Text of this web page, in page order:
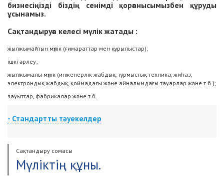
бизнесіңізді біздің сенімді қорғанысымызбен құруды
ұсынамыз.
Сақтандыруға келесі мүлік жатады :
жылжымайтын мүлік (ғимараттар мен құрылыстар);
ішкі әрлеу;
жылжымалы мүлік (инженерлік жабдық, тұрмыстық техника, жиһаз,
электрондық жабдық, қоймадағы және айналымдағы тауарлар және т.б.);
зауыттар, фабрикалар және т.б.
- Стандартты тәуекелдер
(жойылуы) немесе зақымдануы болып табылады:
найзағайдың түсуінің;
Сақтандыру сомасы
Мүліктің құны.